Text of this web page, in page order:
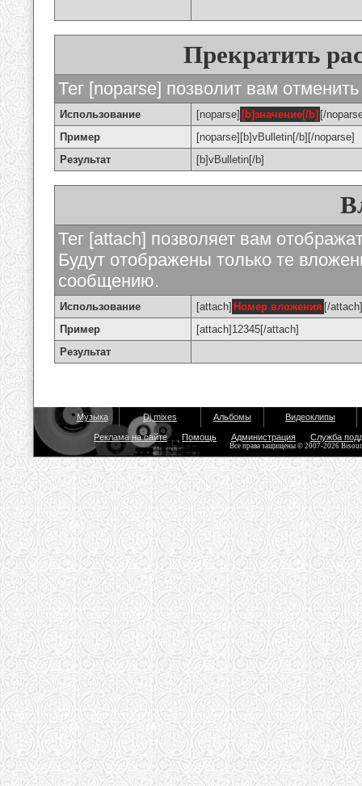
Прекратить
Тег [noparse] позволит вам
Использование [noparse] [b]значение[/b] [/
Пример
[noparse][b]vBulletin[/b][/noparse]
Результат
[b]vBulletin[/b]
Тег [attach] позволяет вам
Будут отображены только те
сообщению.
Использование [attach] Номер вложения [/attach]
Пример
[attach]12345[/attach]
Результат
Музыка Dj mixes Альбомы Видеоклипы
Реклама на сайте Помощь Администрация Служба
Все права защищены © 2007-2026